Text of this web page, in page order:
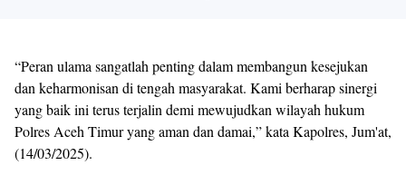
“Peran ulama sangatlah penting dalam membangun kesejukan
dan keharmonisan di tengah masyarakat. Kami berharap sinergi
yang baik ini terus terjalin demi mewujudkan wilayah hukum
Polres Aceh Timur yang aman dan damai,” kata Kapolres, Jum'at,
(14/03/2025).